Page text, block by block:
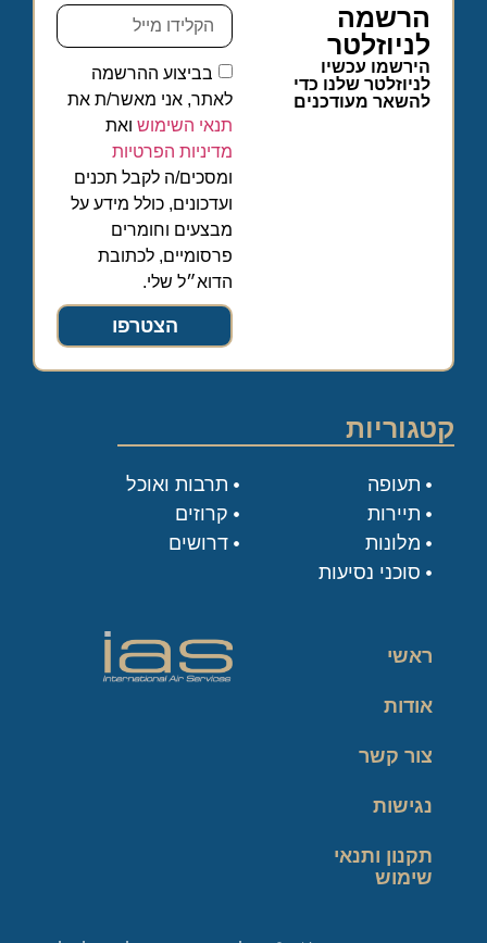
הרשמה
לניוזלטר
הירשמו עכשיו
לניוזלטר שלנו כדי
להשאר מעודכנים
בביצוע ההרשמה
לאתר, אני מאשר/ת את
תנאי השימוש ואת
מדיניות הפרטיות
ומסכים/ה לקבל תכנים
ועדכונים, כולל מידע על
מבצעים וחומרים
פרסומיים, לכתובת
הדוא״ל שלי.
הצטרפו
קטגוריות
תעופה
תיירות
מלונות
סוכני נסיעות
תרבות ואוכל
קרוזים
דרושים
ראשי
אודות
צור קשר
נגישות
תקנון ותנאי
שימוש